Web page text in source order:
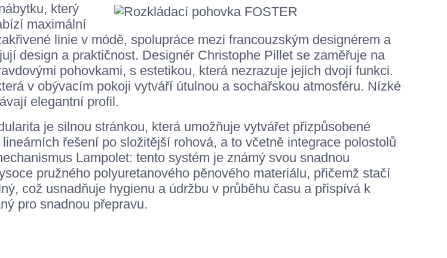
který
maximální
linie v módě, spolupráce mezi francouzským designérem a
design a praktičnost. Designér Christophe Pillet se zaměřuje na
pohovkami, s estetikou, která nezrazuje jejich dvojí funkci.
v obývacím pokoji vytváří útulnou a sochařskou atmosféru. Nízké
elegantní profil.
je silnou stránkou, která umožňuje vytvářet přizpůsobené
řešení po složitější rohová, a to včetně integrace polostolů
Lampolet: tento systém je známý svou snadnou
pružného polyuretanového pěnového materiálu, přičemž stačí
což usnadňuje hygienu a údržbu v průběhu času a přispívá k
pro snadnou přepravu.